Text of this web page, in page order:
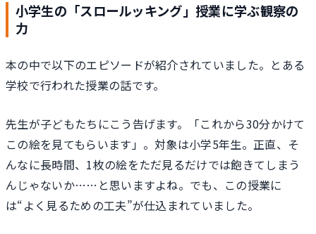
小学生の「スロールッキング」授業に学ぶ観察の
力
本の中で以下のエピソードが紹介されていました。とある
学校で行われた授業の話です。
先生が子どもたちにこう告げます。「これから30分かけて
この絵を見てもらいます」。対象は小学5年生。正直、そ
んなに長時間、1枚の絵をただ見るだけでは飽きてしまう
んじゃないか……と思いますよね。でも、この授業に
は“よく見るための工夫”が仕込まれていました。